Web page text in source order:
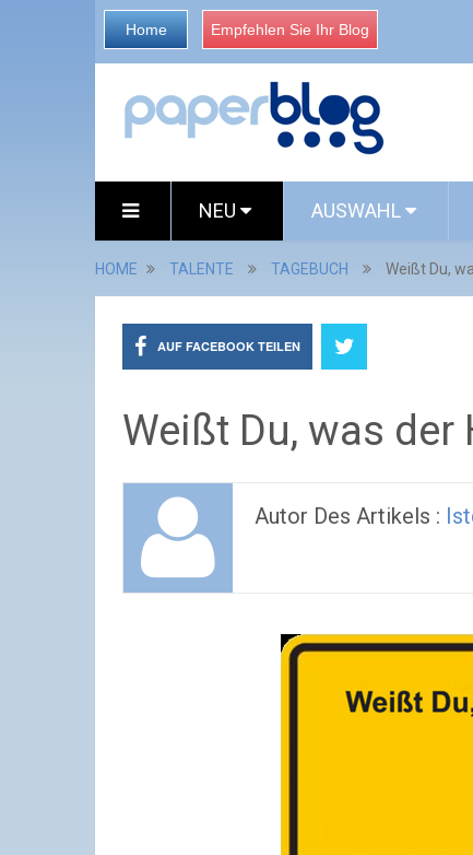
Home Empfehlen Sie Ihr Blog
NEU AUSWAHL
HOME TALENTE TAGEBUCH Weißt Du,
AUF FACEBOOK TEILEN
Weißt Du, was der
Autor Des Artikels :